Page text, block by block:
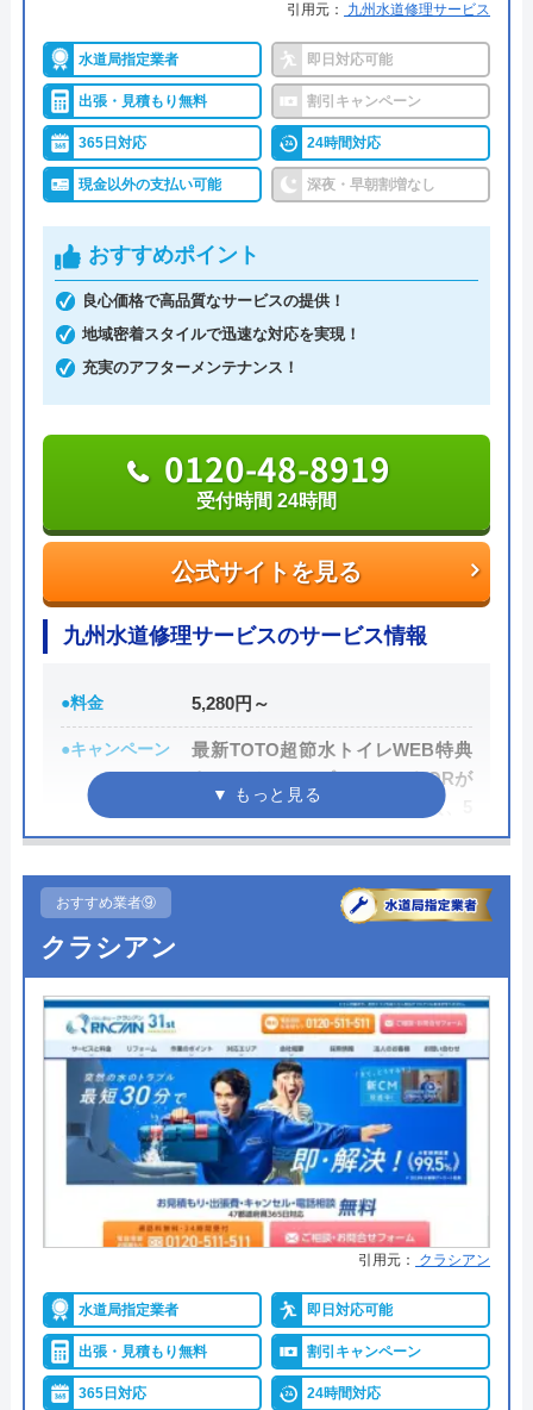
クリーンライフがおすすめの理由
クリーンライフは年中無休で、最短30分駆けつけ、
休日・深夜も出張費無料などのサービスを売りにし
ています。
指定給水装置工事事業者（水道局指定工事店）で下
修を受けた有資格者のスタッフが対応してくれるの
で安心です。
また、見積もり時や施工後などにトラブルが起こっ
た場合には、スタッフから渡されている名刺の裏に
書かれている番号に電話すれば、各エリアの担当が
対応してくれます。見積もり無料で、キャンセル料
も不要です。施工前に必ず修理内容と費用を提示
し、施主が納得した上で修理を行います。
公式サイトを見る
0120-707-053
受付時間 24時間
クリーンライフの基本情報
運営会社 株式会社クリーンライフ
代表者
所在地
対応エリア
クリーンライフのクチコミ on
4.8（ 410件のクチコミ）
※クチコミの内容について
2 か月前
スムーズに対応して頂けて助かりました。ト
引用元： 九州水道修理サービス
水道局指定業者 即日対応可能
出張・見積もり無料 割引キャンペーン
365日対応 24時間対応
現金以外の支払い可能 深夜・早朝割増なし
おすすめポイント
良心価格で高品質なサービスの提供！
地域密着スタイルで迅速な対応を実現！
充実のアフターメンテナンス！
公式サイトを見る
0120-48-8919
受付時間 24時間
九州水道修理サービスのサービス情報
●料金 5,280円～
●キャンペーン
最新TOTO超節水トイレWEB特典
キャンペーン：ピュアレストQRが
89,800円（標準工事費、処分費、5
年保証付）
●駆けつけ時間 最短30分
●定休日 年中無休
●出張見積もり 出張見積もり無料
●支払い方法 現金、クレジットカード
●累計実績 ―
●保証・保険 ―
詳細は公式HPでご確認ください
「九州水道修理サービス」は、北九州市に本社があ
り、福岡市など九州各地に拠点がある水道業者で
す。専門的な技術を習得したスタッフが多数在籍し
おすすめ業者⑨
クラシアン
引用元： クラシアン
水道局指定業者 即日対応可能
出張・見積もり無料 割引キャンペーン
365日対応 24時間対応